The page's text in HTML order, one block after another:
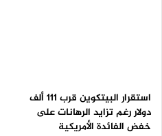
استقرار البيتكوين قرب 111 ألف
دولار رغم تزايد الرهانات على
خفض الفائدة الأمريكية